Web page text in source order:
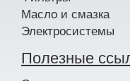
Масло и смазка
Электросистемы
Полезные